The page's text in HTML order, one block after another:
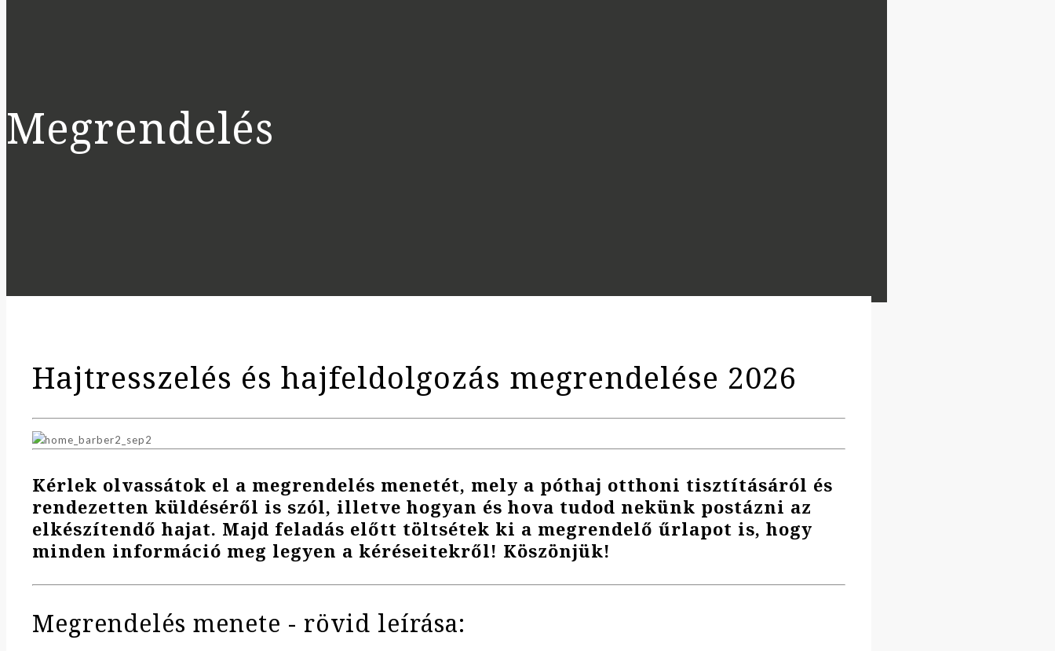
Megrendelés
Hajtresszelés és hajfeldolgozás megrendelése 2026
Kérlek olvassátok el a megrendelés menetét, mely a póthaj otthoni tisztításáról és
rendezetten küldéséről is szól, illetve hogyan és hova tudod nekünk postázni az
elkészítendő hajat. Majd feladás előtt töltsétek ki a megrendelő űrlapot is, hogy
minden információ meg legyen a kéréseitekről! Köszönjük!
Megrendelés menete - rövid leírása: